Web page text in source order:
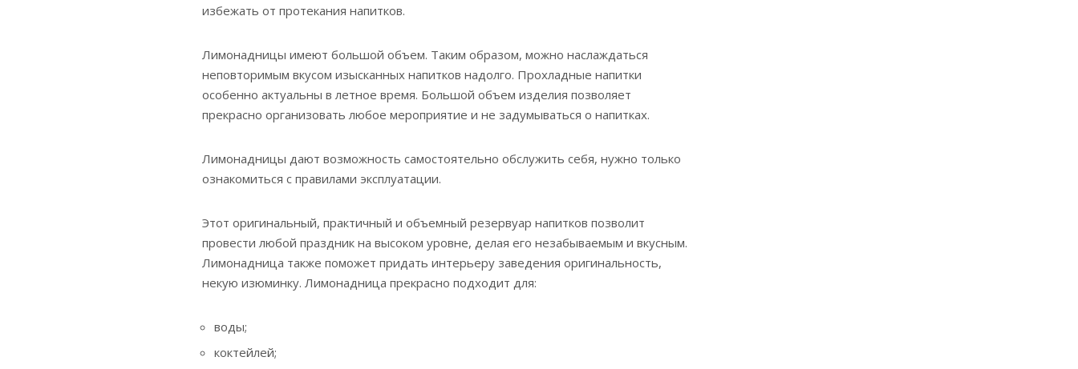
избежать от протекания напитков.
Лимонадницы имеют большой объем. Таким образом, можно наслаждаться
неповторимым вкусом изысканных напитков надолго. Прохладные напитки
особенно актуальны в летное время. Большой объем изделия позволяет
прекрасно организовать любое мероприятие и не задумываться о напитках.
Лимонадницы дают возможность самостоятельно обслужить себя, нужно только
ознакомиться с правилами эксплуатации.
Этот оригинальный, практичный и объемный резервуар напитков позволит
провести любой праздник на высоком уровне, делая его незабываемым и вкусным.
Лимонадница также поможет придать интерьеру заведения оригинальность,
некую изюминку. Лимонадница прекрасно подходит для:
воды;
коктейлей;